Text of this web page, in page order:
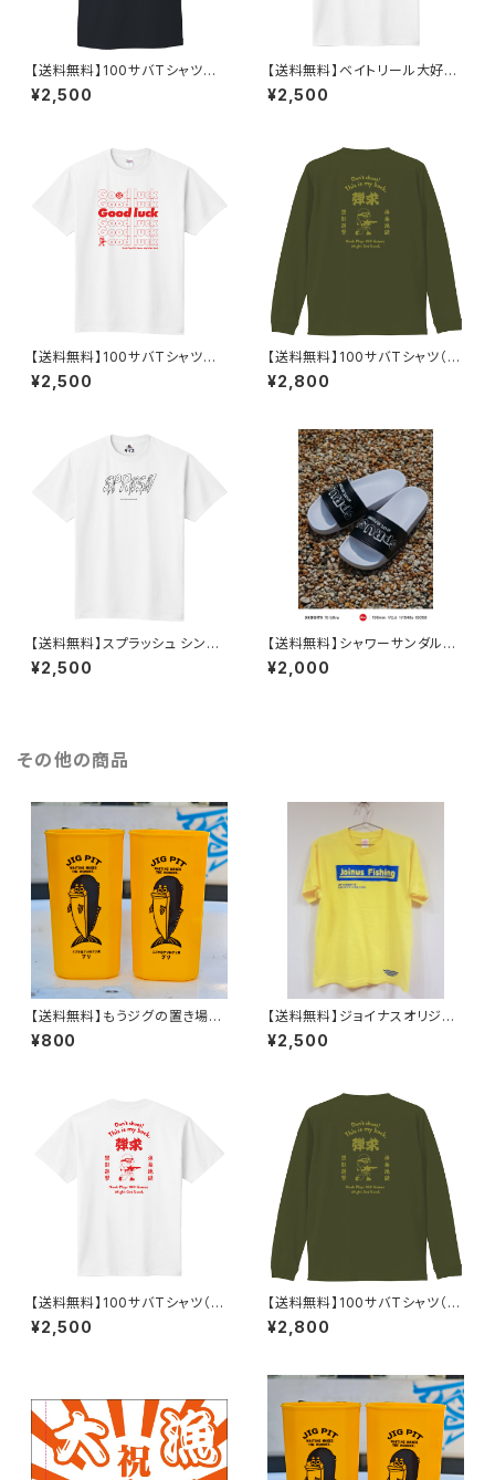
【送料無料】100サバTシャツそ
の3（半袖）
¥2,500
【送料無料】ベイトリール大好き
Tシャツ
¥2,500
【送料無料】100サバTシャツそ
の2（半袖）
¥2,500
【送料無料】100サバTシャツ（長
袖）
¥2,800
【送料無料】スプラッシュ シンプ
ルTシャツ
¥2,500
【送料無料】シャワーサンダル
【受注発注の為、納品に7～15日
程度かかります】
¥2,000
その他の商品
【送料無料】もうジグの置き場に
困らない！ジグピット1個
¥800
【送料無料】ジョイナスオリジナ
ルTシャツ1
¥2,500
【送料無料】100サバTシャツ（半
袖）
¥2,500
【送料無料】100サバTシャツ（長
袖）
¥2,800